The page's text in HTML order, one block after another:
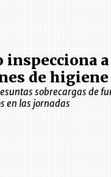
a
de higiene
sobrecargas de
en las jornadas